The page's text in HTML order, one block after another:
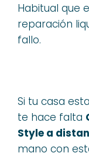
Habitual que
reparación
fallo.
Si tu casa
te hace falta
Style a
mano con